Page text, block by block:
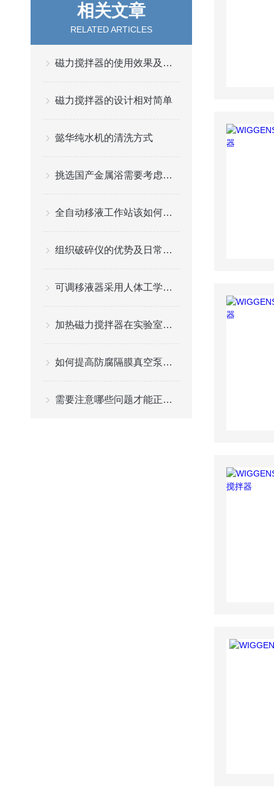
相关文章
RELATED ARTICLES
磁力搅拌器的使用效果及其优势
磁力搅拌器的设计相对简单
懿华纯水机的清洗方式
挑选国产金属浴需要考虑哪些问题
全自动移液工作站该如何正常的保养与维护？
组织破碎仪的优势及日常维护注意事项
可调移液器采用人体工学的设计理念
加热磁力搅拌器在实验室的应用
如何提高防腐隔膜真空泵的使用寿命？
需要注意哪些问题才能正确使用可调移液器